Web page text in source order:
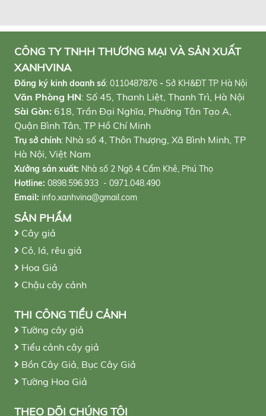
CÔNG TY TNHH THƯƠNG MẠI VÀ SẢN XUẤT
XANHVINA
Đăng ký kinh doanh số: 0110487876 - Sở KH&ĐT TP Hà Nội
Văn Phòng HN: Số 45, Thanh Liệt, Thanh Trì, Hà Nội
Sài Gòn: 618, Trần Đại Nghĩa, Phường Tân Tạo A,
Quận Bình Tân, TP Hồ Chí Minh
Trụ sở chính: Nhà số 4, Thôn Thượng, Xã Bình Minh, TP
Hà Nội, Việt Nam
Xưởng sản xuất: Nhà số 2 Ngõ 4 Cẩm Khê, Phú Thọ
Hotline: 0898.596.933 - 0971.048.490
Email: info.xanhvina@gmail.com
SẢN PHẨM
Cây giả
Cỏ, lá, rêu giả
Hoa Giả
Chậu cây cảnh
THI CÔNG TIỂU CẢNH
Tường cây giả
Tiểu cảnh cây giả
Bồn Cây Giả, Bục Cây Giả
Tường Hoa Giả
THEO DÕI CHÚNG TÔI